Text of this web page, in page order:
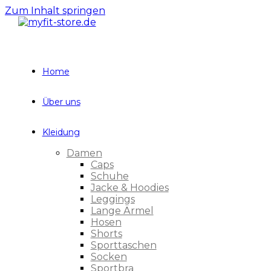
Zum Inhalt springen
Home
Über uns
Kleidung
Damen
Caps
Schuhe
Jacke & Hoodies
Leggings
Lange Ärmel
Hosen
Shorts
Sporttaschen
Socken
Sportbra